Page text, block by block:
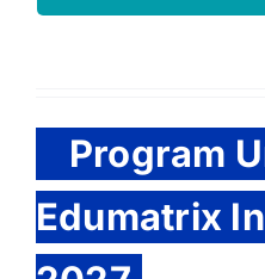
Program
Edumatrix